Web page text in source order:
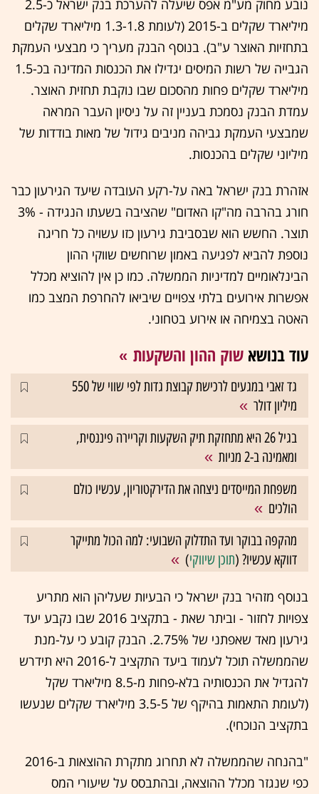
נובע מחוק מע"מ אפס שיעלה להערכת בנק ישראל כ-2.5
מיליארד שקלים ב-2015 (לעומת 1.3-1.8 מיליארד שקלים
בתחזיות האוצר ע"ב). בנוסף הבנק מעריך כי מבצעי העמקת
הגבייה של רשות המיסים יגדילו את הכנסות המדינה בכ-1.5
מיליארד שקלים פחות מהסכום שבו נוקבת תחזית האוצר.
עמדת הבנק נסמכת בעניין זה על ניסיון העבר המראה
שמבצעי העמקת גביהה מניבים גידול של מאות בודדות של
מיליוני שקלים בהכנסות.
אזהרת בנק ישראל באה על-רקע העובדה שיעד הגירעון כבר
חורג בהרבה מה"קו האדום" שהציבה בשעתו הנגידה - 3%
תוצר. החשש הוא שבסביבת גירעון כזו עשויה כל חריגה
נוספת להביא לפגיעה באמון שרוחשים שווקי ההון
הבינלאומיים למדיניות הממשלה. כמו כן אין להוציא מכלל
אפשרות אירועים בלתי צפויים שיביאו להחרפת המצב כמו
האטה בצמיחה או אירוע בטחוני.
עוד בנושא שוק ההון והשקעות
גד זאבי במגעים לרכישת קבוצת גדות לפי שווי של 550
מיליון דולר
בגיל 26 היא מתחזקת תיק השקעות וקריירה פיננסית,
ומאמינה ב-2 מניות
משפחת המייסדים ניצחה את הדירקטוריון, עכשיו כולם
הולכים
מהקפה בבוקר ועד התדלוק השבועי: למה הכול מתייקר
דווקא עכשיו? (תוכן שיווקי)
בנוסף מזהיר בנק ישראל כי הבעיות שעליהן הוא מתריע
צפויות לחזור - וביתר שאת - בתקציב 2016 שבו נקבע יעד
גירעון מאד שאפתני של 2.75%. הבנק קובע כי על-מנת
שהממשלה תוכל לעמוד ביעד התקציב ל-2016 היא תידרש
להגדיל את הכנסותיה בלא-פחות מ-8.5 מיליארד שקל
(לעומת התאמות בהיקף של 3.5-5 מיליארד שקלים שנעשו
בתקציב הנוכחי).
"בהנחה שהממשלה לא תחרוג מתקרת ההוצאות ב-2016
כפי שנגזר מכלל ההוצאה, ובהתבסס על שיעורי המס